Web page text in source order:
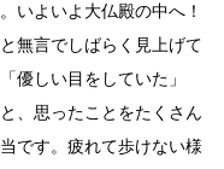
いよいよ大仏殿の中へ！
無言でしばらく見上げて
優しい目をしていた」
、思ったことをたくさん
です。疲れて歩けない様